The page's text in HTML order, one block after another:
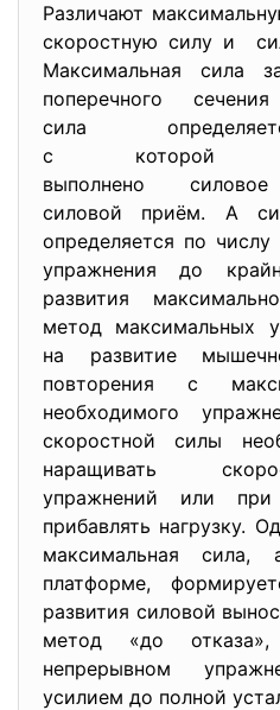
Различают
скоростную силу и
Максимальная сила
поперечного
сила
с которой
выполнено
силовой приём. А
определяется по числу
упражнения до
развития
метод максимальных
на развитие
повторения с
необходимого
скоростной силы
наращивать
упражнений или
прибавлять нагрузку.
максимальная
платформе,
развития силовой
метод «до
непрерывном
усилием до полной